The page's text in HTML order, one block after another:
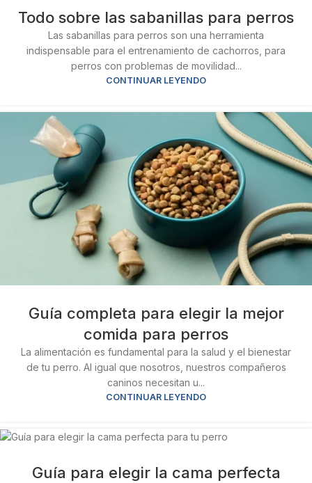
Todo sobre las sabanillas para perros
Las sabanillas para perros son una herramienta
indispensable para el entrenamiento de cachorros, para
perros con problemas de movilidad...
CONTINUAR LEYENDO
Guía completa para elegir la mejor
comida para perros
La alimentación es fundamental para la salud y el bienestar
de tu perro. Al igual que nosotros, nuestros compañeros
caninos necesitan u...
CONTINUAR LEYENDO
Guía para elegir la cama perfecta